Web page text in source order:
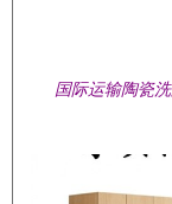
国际运输陶瓷